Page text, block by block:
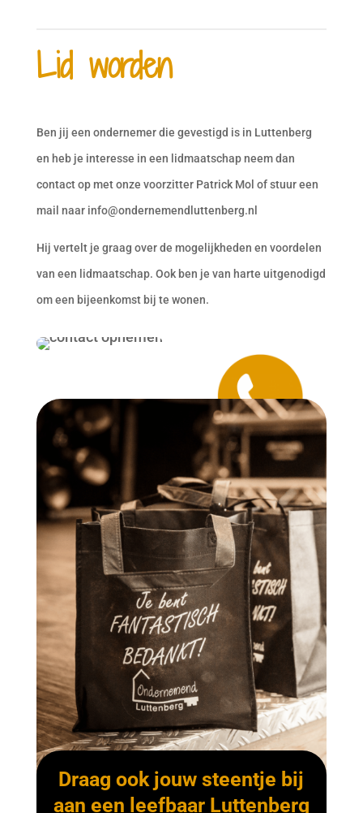
Lid worden
Ben jij een ondernemer die gevestigd is in Luttenberg
en heb je interesse in een lidmaatschap neem dan
contact op met onze voorzitter Patrick Mol of stuur een
mail naar info@ondernemendluttenberg.nl
Hij vertelt je graag over de mogelijkheden en voordelen
van een lidmaatschap. Ook ben je van harte uitgenodigd
om een bijeenkomst bij te wonen.
Draag ook jouw steentje bij
aan een leefbaar Luttenberg